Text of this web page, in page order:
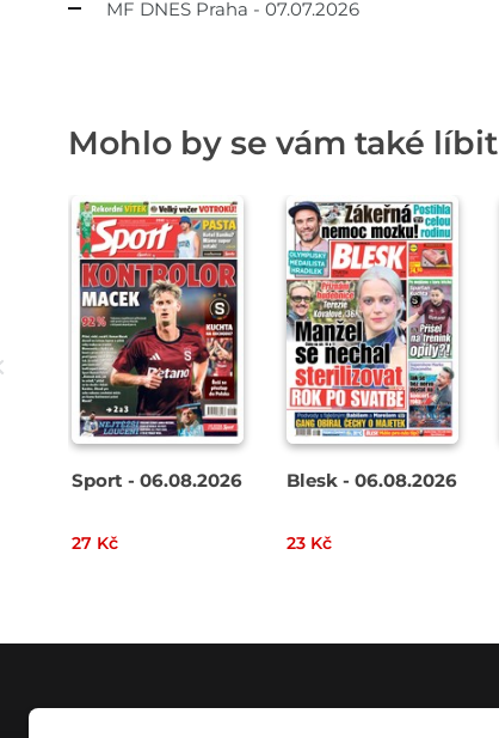
MF DNES Praha - 07.07.2026
Mohlo by se vám také líbit
Sport - 06.08.2026
27 Kč
Blesk - 06.08.2026
23 Kč